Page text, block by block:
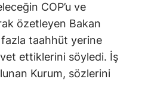
COP’u ve
özetleyen Bakan
fazla taahhüt yerine
ettiklerini söyledi. İş
Kurum, sözlerini